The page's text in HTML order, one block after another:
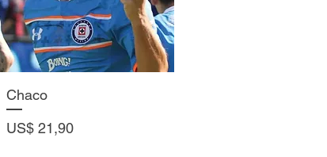
Chaco
Precio
US$ 21,90